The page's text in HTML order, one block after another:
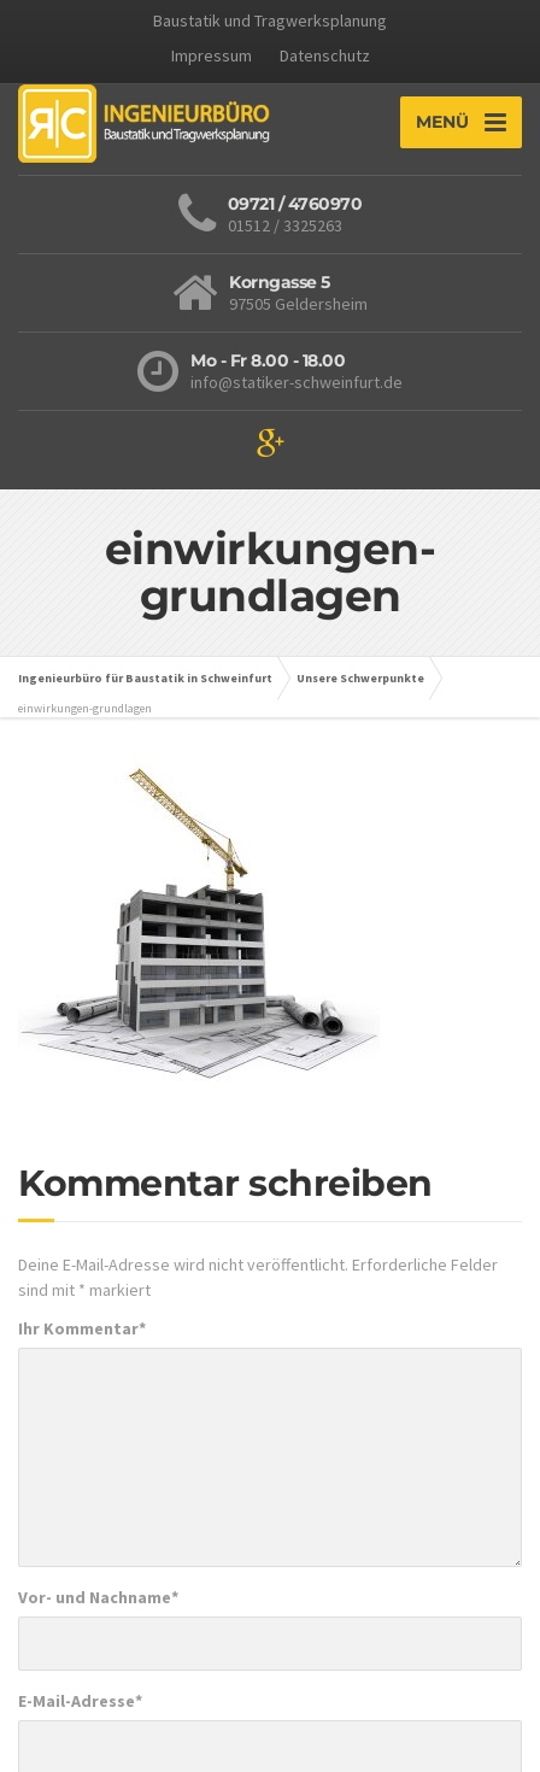
Baustatik und Tragwerksplanung
Impressum
Datenschutz
MENÜ
09721 / 4760970
01512 / 3325263
Korngasse 5
97505 Geldersheim
Mo - Fr 8.00 - 18.00
info@statiker-schweinfurt.de
einwirkungen-
grundlagen
Ingenieurbüro für Baustatik in Schweinfurt
Unsere Schwerpunkte
einwirkungen-grundlagen
Kommentar schreiben
Deine E-Mail-Adresse wird nicht veröffentlicht. Erforderliche Felder
sind mit * markiert
Ihr Kommentar*
Vor- und Nachname*
E-Mail-Adresse*